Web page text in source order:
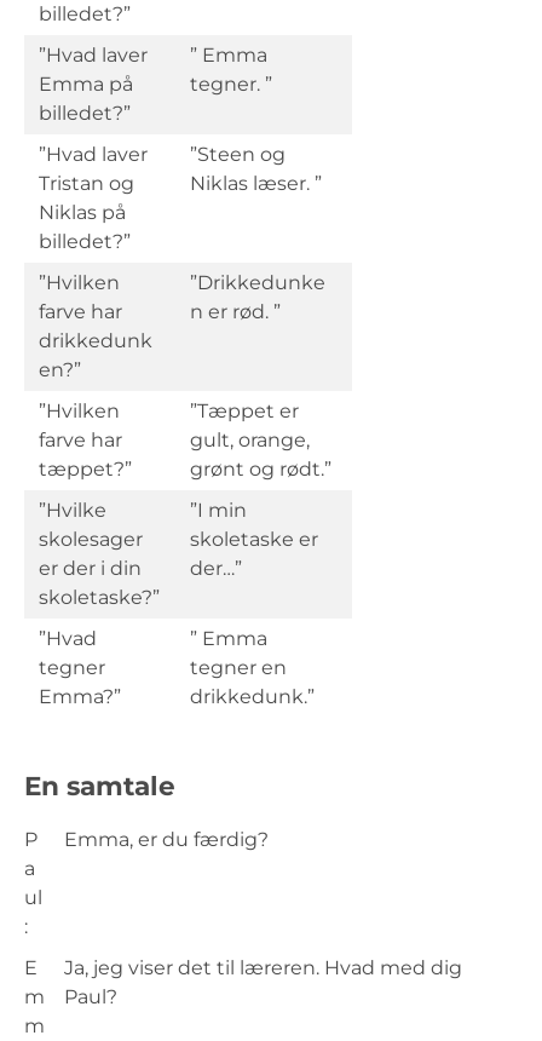
billedet?”
”Hvad laver
Emma på
billedet?”
” Emma
tegner. ”
”Hvad laver
Tristan og
Niklas på
billedet?”
”Steen og
Niklas læser. ”
”Hvilken
farve har
drikkedunk
en?”
”Drikkedunke
n er rød. ”
”Hvilken
farve har
tæppet?”
”Tæppet er
gult, orange,
grønt og rødt.”
”Hvilke
skolesager
er der i din
skoletaske?”
”I min
skoletaske er
der…”
”Hvad
tegner
Emma?”
” Emma
tegner en
drikkedunk.”
En samtale
P
a
ul
:
Emma, er du færdig?
E
m
m
Ja, jeg viser det til læreren. Hvad med dig
Paul?